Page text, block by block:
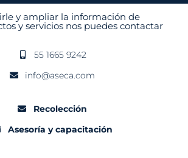
y ampliar la información de
y servicios nos puedes contactar
55 1665 9242
info@aseca.com
Recolección
Asesoría y capacitación